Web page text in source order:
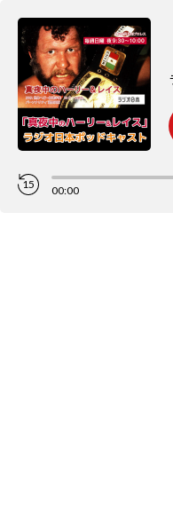
15 00:00